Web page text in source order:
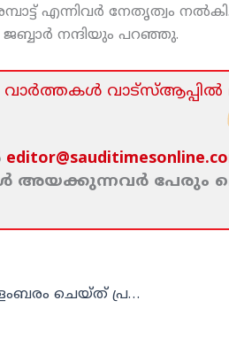
എന്നിവര്‍ നേതൃത്വം
നന്ദിയും പറഞ്ഞു.
വാര്‍ത്തകള്‍ വാട്‌സ്‌ആപ്പില്‍
അയക്കുന്നവര്‍
ഇന്ത്യന്‍ വൈവിധ്യം വിളംബരം ചെയ്ത് പ്രവാസി പരിചയ്